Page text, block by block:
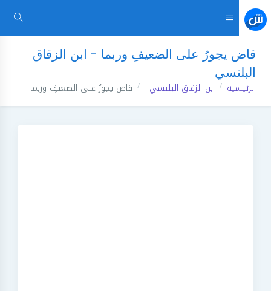
قاض يجورُ على الضعيفِ وربما - ابن الزقاق
البلنسي
الرئيسية ابن الزقاق البلنسي قاض يجورُ على الضعيفِ وربما